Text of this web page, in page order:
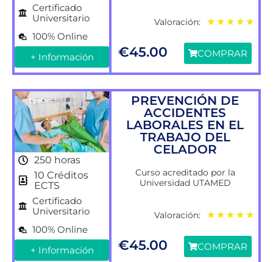
Certificado
Universitario
100% Online
+ Información
Valoración: ★ ★ ★ ★ ★
€45.00 COMPRAR
250 horas
10 Créditos
ECTS
Certificado
Universitario
100% Online
+ Información
PREVENCIÓN DE
ACCIDENTES
LABORALES EN EL
TRABAJO DEL
CELADOR
Curso acreditado por la
Universidad UTAMED
Valoración: ★ ★ ★ ★ ★
€45.00 COMPRAR